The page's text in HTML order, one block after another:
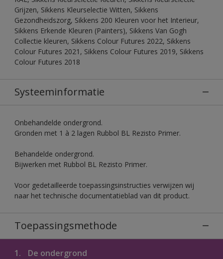
Grijzen, Sikkens Kleurselectie Witten, Sikkens
Gezondheidszorg, Sikkens 200 Kleuren voor het Interieur,
Sikkens Erkende Kleuren (Painters), Sikkens Van Gogh
Collectie kleuren, Sikkens Colour Futures 2022, Sikkens
Colour Futures 2021, Sikkens Colour Futures 2019, Sikkens
Colour Futures 2018
Systeeminformatie
Onbehandelde ondergrond.
Gronden met 1 à 2 lagen Rubbol BL Rezisto Primer.
Behandelde ondergrond.
Bijwerken met Rubbol BL Rezisto Primer.
Voor gedetailleerde toepassingsinstructies verwijzen wij
naar het technische documentatieblad van dit product.
Toepassingsmethode
1. De ondergrond